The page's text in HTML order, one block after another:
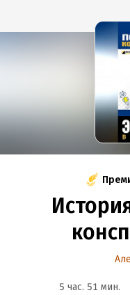
5 час. 51 мин.